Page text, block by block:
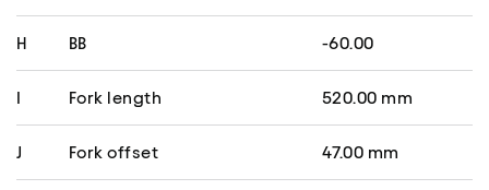
H BB -60.00
I Fork length 520.00 mm
J Fork offset 47.00 mm